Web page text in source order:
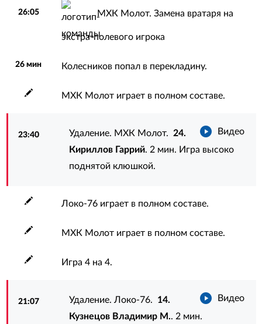
26:05 МХК Молот. Замена вратаря на
экстра-полевого игрока
26 мин Колесников попал в перекладину.
МХК Молот играет в полном составе.
23:40 Видео
Удаление. МХК Молот.24.
Кириллов Гаррий. 2 мин. Игра высоко
поднятой клюшкой.
Локо-76 играет в полном составе.
МХК Молот играет в полном составе.
Игра 4 на 4.
21:07 Видео
Удаление. Локо-76. 14.
Кузнецов Владимир М.. 2 мин.